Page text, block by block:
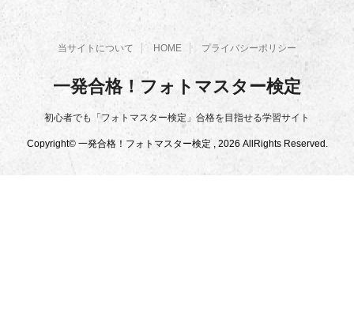
当サイトについて HOME プライバシーポリシー
一発合格！フォトマスター検定
初心者でも「フォトマスター検定」合格を目指せる学習サイト
Copyright© 一発合格！フォトマスター検定 , 2026 AllRights Reserved.